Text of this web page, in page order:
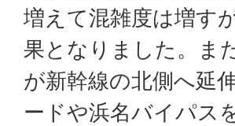
増えて混雑度は増す
果となりました。ま
が新幹線の北側へ延
ードや浜名バイパス